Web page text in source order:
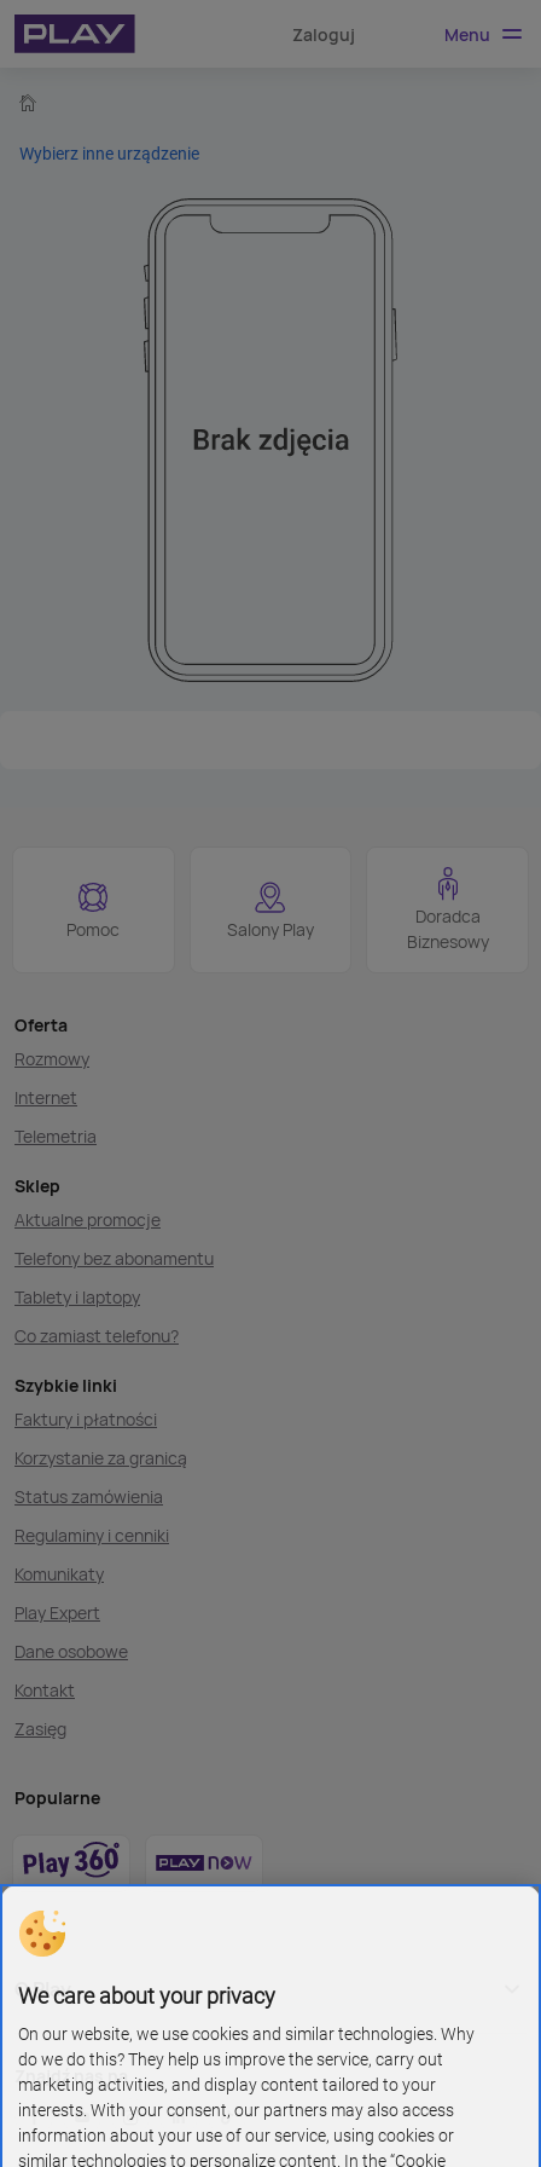
Zaloguj Menu
Wybierz inne urządzenie
Pomoc Salony Play
Doradca
Biznesowy
Oferta
Rozmowy
Internet
Telemetria
Sklep
Aktualne promocje
Telefony bez abonamentu
Tablety i laptopy
Co zamiast telefonu?
Szybkie linki
Faktury i płatności
Korzystanie za granicą
Status zamówienia
Regulaminy i cenniki
Komunikaty
Play Expert
Dane osobowe
Kontakt
Zasięg
Popularne
O Play
Znajdź nas na
We care about your privacy
On our website, we use cookies and similar technologies. Why
do we do this? They help us improve the service, carry out
marketing activities, and display content tailored to your
interests. With your consent, our partners may also access
information about your use of our service, using cookies or
similar technologies to personalize content. In the “Cookie